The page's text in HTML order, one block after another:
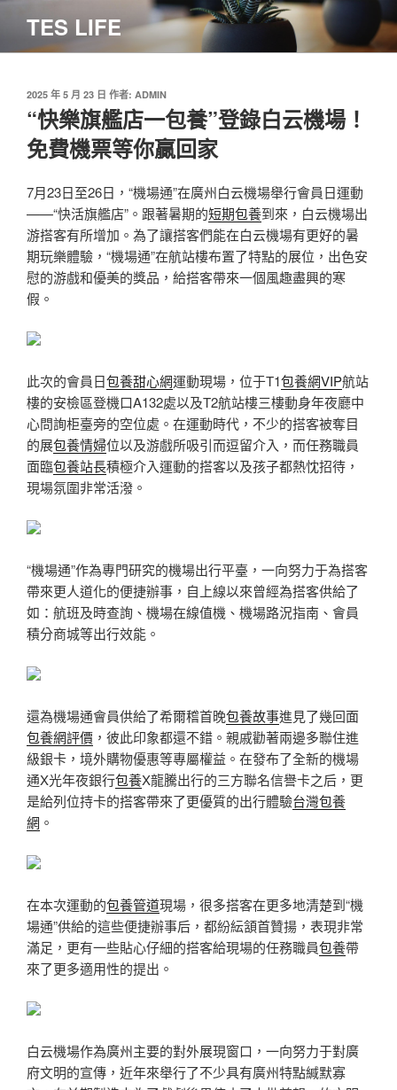
主
TES LIFE
發
佈
2025 年 5 月 23 日 作者: ADMIN
“快樂旗艦店一包養”登錄白云機場！
免費機票等你贏回家
7月23日至26日，“機場通”在廣州白云機場舉行會員日運動
——“快活旗艦店”。跟著暑期的短期包養到來，白云機場出
游搭客有所增加。為了讓搭客們能在白云機場有更好的暑
期玩樂體驗，“機場通”在航站樓布置了特點的展位，出色安
慰的游戲和優美的獎品，給搭客帶來一個風趣盡興的寒
假。
此次的會員日包養甜心網運動現場，位于T1包養網VIP航站
樓的安檢區登機口A132處以及T2航站樓三樓動身年夜廳中
心問詢柜臺旁的空位處。在運動時代，不少的搭客被奪目
的展包養情婦位以及游戲所吸引而逗留介入，而任務職員
面臨包養站長積極介入運動的搭客以及孩子都熱忱招待，
現場氛圍非常活潑。
“機場通”作為專門研究的機場出行平臺，一向努力于為搭客
帶來更人道化的便捷辦事，自上線以來曾經為搭客供給了
如：航班及時查詢、機場在線值機、機場路況指南、會員
積分商城等出行效能。
還為機場通會員供給了希爾稽首晚包養故事進見了幾回面
包養網評價 ，彼此印象都還不錯。親戚勸著兩邊多聯住進
級銀卡，境外購物優惠等專屬權益。在發布了全新的機場
通X光年夜銀行包養X龍騰出行的三方聯名信譽卡之后，更
是給列位持卡的搭客帶來了更優質的出行體驗台灣包養
網 。
在本次運動的包養管道現場，很多搭客在更多地清楚到“機
場通”供給的這些便捷辦事后，都紛紜頷首贊揚，表現非常
滿足，更有一些貼心仔細的搭客給現場的任務職員包養帶
來了更多適用性的提出。
白云機場作為廣州主要的對外展現窗口，一向努力于對廣
府文明的宣傳，近年來舉行了不少具有廣州特點緘默寡